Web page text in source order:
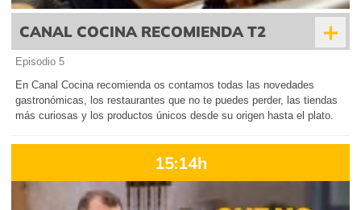
CANAL COCINA RECOMIENDA T2 +
Episodio 5
En Canal Cocina recomienda os contamos todas las novedades
gastronómicas, los restaurantes que no te puedes perder, las tiendas
más curiosas y los productos únicos desde su origen hasta el plato.
15:14h